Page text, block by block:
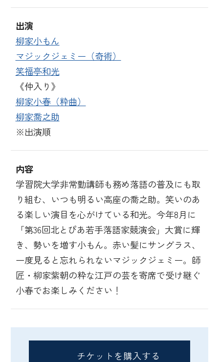
出演
柳家小もん
マジックジェミー（奇術）
笑福亭和光
《仲入り》
柳家小春（粋曲）
柳家喬之助
※出演順
内容
学習院大学非常勤講師も務め落語の普及にも取
り組む、いつも明るい高座の喬之助。笑いのあ
る楽しい演目を心がけている和光。今年8月に
「第36回北とぴあ若手落語家競演会」大賞に輝
き、勢いを増す小もん。赤い髪にサングラス、
一度見ると忘れられないマジックジェミー。師
匠・柳家紫朝の粋な江戸の芸を寄席で受け継ぐ
小春でお楽しみください！
チケットを購入する